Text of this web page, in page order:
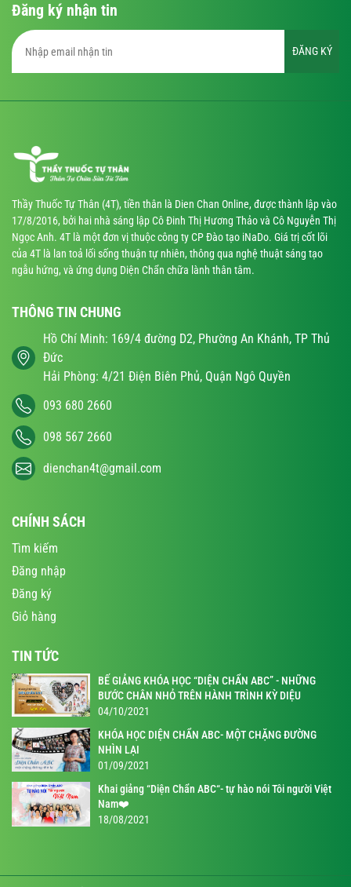
Đăng ký nhận tin
ĐĂNG KÝ
Thầy Thuốc Tự Thân (4T), tiền thân là Dien Chan Online, được thành lập vào
17/8/2016, bởi hai nhà sáng lập Cô Đinh Thị Hương Thảo và Cô Nguyễn Thị
Ngọc Anh. 4T là một đơn vị thuộc công ty CP Đào tạo iNaDo. Giá trị cốt lõi
của 4T là lan toả lối sống thuận tự nhiên, thông qua nghệ thuật sáng tạo
ngẫu hứng, và ứng dụng Diện Chẩn chữa lành thân tâm.
THÔNG TIN CHUNG
Hồ Chí Minh: 169/4 đường D2, Phường An Khánh, TP Thủ
Đức
Hải Phòng: 4/21 Điện Biên Phủ, Quận Ngô Quyền
093 680 2660
098 567 2660
dienchan4t@gmail.com
CHÍNH SÁCH
Tìm kiếm
Đăng nhập
Đăng ký
Giỏ hàng
TIN TỨC
BẾ GIẢNG KHÓA HỌC “DIỆN CHẨN ABC” - NHỮNG
BƯỚC CHÂN NHỎ TRÊN HÀNH TRÌNH KỲ DIỆU
04/10/2021
KHÓA HỌC DIỆN CHẨN ABC- MỘT CHẶNG ĐƯỜNG
NHÌN LẠI
01/09/2021
Khai giảng “Diện Chẩn ABC“- tự hào nói Tôi người Việt
Nam❤️
18/08/2021